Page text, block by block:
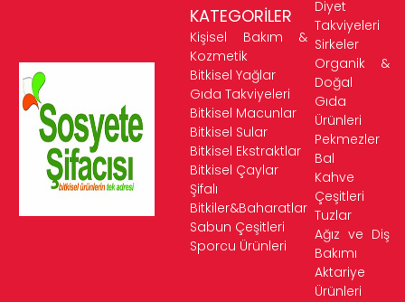
KATEGORİLER
Kişisel Bakım &
Kozmetik
Bitkisel Yağlar
Gıda Takviyeleri
Bitkisel Macunlar
Bitkisel Sular
Bitkisel Ekstraktlar
Bitkisel Çaylar
Şifalı
Bitkiler&Baharatlar
Sabun Çeşitleri
Sporcu Ürünleri
Diyet
Takviyeleri
Sirkeler
Organik &
Doğal
Gıda
Ürünleri
Pekmezler
Bal
Kahve
Çeşitleri
Tuzlar
Ağız ve Diş
Bakımı
Aktariye
Ürünleri